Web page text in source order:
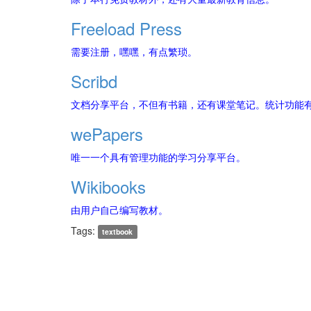
Freeload Press
需要注册，嘿嘿，有点繁琐。
Scribd
文档分享平台，不但有书籍，还有课堂笔记。统计功
wePapers
唯一一个具有管理功能的学习分享平台。
Wikibooks
由用户自己编写教材。
Tags:
textbook